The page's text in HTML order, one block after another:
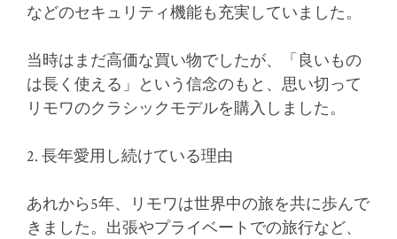
などのセキュリティ機能も充実していました。
当時はまだ高価な買い物でしたが、「良いもの
は長く使える」という信念のもと、思い切って
リモワのクラシックモデルを購入しました。
2. 長年愛用し続けている理由
あれから5年、リモワは世界中の旅を共に歩んで
きました。出張やプライベートでの旅行など、